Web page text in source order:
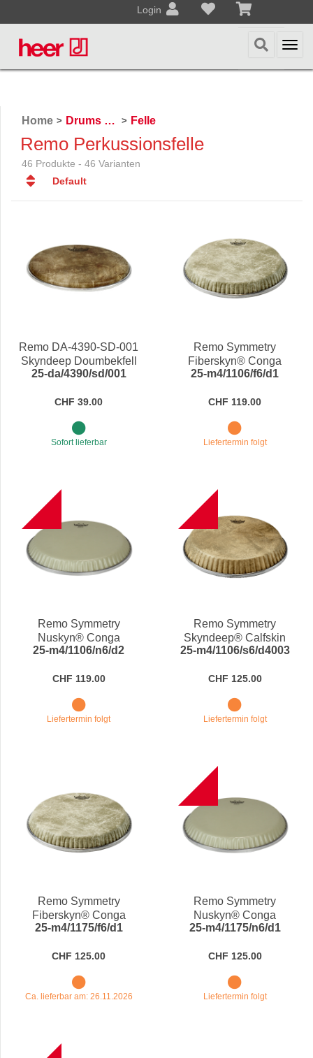
Login
Home > Drums & Percussion > Felle
Remo Perkussionsfelle
46 Produkte - 46 Varianten
Default
Default
Name
Name
Remo DA-4390-SD-001
Skyndeep Doumbekfell
Fish Skin Graph 9"
25-da/4390/sd/001
CHF 39.00
Sofort lieferbar
Remo Symmetry
Fiberskyn® Conga
Drumhead M4-1106-F6-
25-m4/1106/f6/d1
CHF 119.00
Liefertermin folgt
Remo Symmetry
Nuskyn® Conga
Drumhead M4-1106-N6-
25-m4/1106/n6/d2
CHF 119.00
Liefertermin folgt
Remo Symmetry
Skyndeep® Calfskin
Conga Drumhead M4-
25-m4/1106/s6/d4003
CHF 125.00
Liefertermin folgt
Remo Symmetry
Fiberskyn® Conga
Drumhead M4-1175-F6-
25-m4/1175/f6/d1
CHF 125.00
Ca. lieferbar am: 26.11.2026
Remo Symmetry
Nuskyn® Conga
Drumhead M4-1175-N6-
25-m4/1175/n6/d1
CHF 125.00
Liefertermin folgt